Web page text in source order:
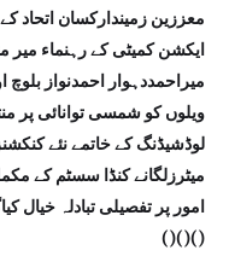
معززین زمیندارکسان اتحاد
ایکشن کمیٹی کے رہنماء
میراحمددہوار احمدنواز
ویلوں کو شمسی توانائی پر
لوڈشیڈنگ کے خاتمے نئے
میٹرزلگانے کنڈا سسٹم کے
امور پر تفصیلی تبادلہ خیال
()()()